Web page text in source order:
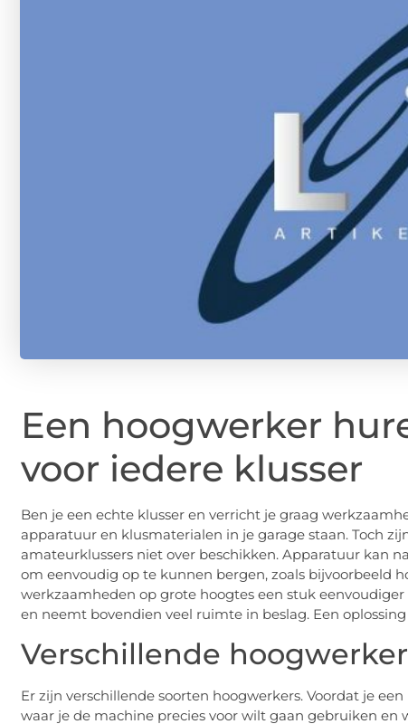
Een hoogwerker
voor iedere klusser
Ben je een echte klusser en verricht je graag
apparatuur en klusmaterialen in je garage staan. Toch
amateurklussers niet over beschikken. Apparatuur kan
om eenvoudig op te kunnen bergen, zoals bijvoorbeeld
werkzaamheden op grote hoogtes een stuk
en neemt bovendien veel ruimte in beslag. Een
Verschillende
Er zijn verschillende soorten hoogwerkers. Voordat je
waar je de machine precies voor wilt gaan gebruiken en